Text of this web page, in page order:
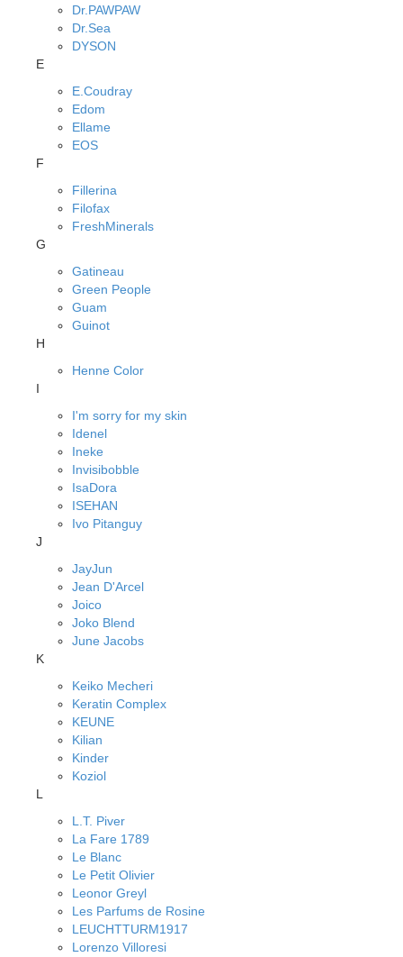
Dr.PAWPAW
Dr.Sea
DYSON
E
E.Coudray
Edom
Ellame
EOS
F
Fillerina
Filofax
FreshMinerals
G
Gatineau
Green People
Guam
Guinot
H
Henne Color
I
I'm sorry for my skin
Idenel
Ineke
Invisibobble
IsaDora
ISEHAN
Ivo Pitanguy
J
JayJun
Jean D'Arcel
Joico
Joko Blend
June Jacobs
K
Keiko Mecheri
Keratin Complex
KEUNE
Kilian
Kinder
Koziol
L
L.T. Piver
La Fare 1789
Le Blanc
Le Petit Olivier
Leonor Greyl
Les Parfums de Rosine
LEUCHTTURM1917
Lorenzo Villoresi